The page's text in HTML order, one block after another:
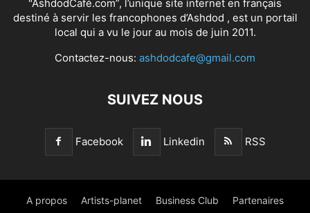
"AshdodCafé.com”, l’unique site internet en français
destiné à servir les francophones d’Ashdod , est un portail
local qui a vu le jour au mois de juin 2011.
Contactez-nous: ashdodcafe@gmail.com
SUIVEZ NOUS
Facebook Linkedin RSS
A propos Artists-planet Business Club Partenaires